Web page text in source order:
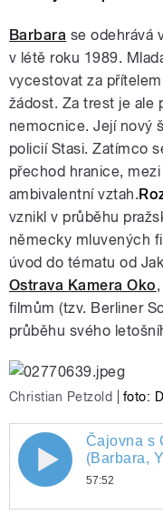
Barbara se odehrává
v létě roku 1989.
vycestovat za
žádost. Za trest je ale
nemocnice. Její nový
policií Stasi. Zatímco
přechod hranice,
ambivalentní vztah.
vznikl v průběhu
německy mluvených
úvod do tématu od
Ostrava Kamera Oko
filmům (tzv. Berliner
průběhu svého
Christian Petzold foto:
Čajovna s
(Barbara,
Čajovna s
(Barbara,
německým
57:52